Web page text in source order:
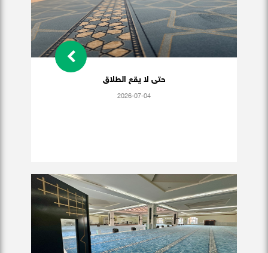
حتى لا يقع الطلاق
2026-07-04